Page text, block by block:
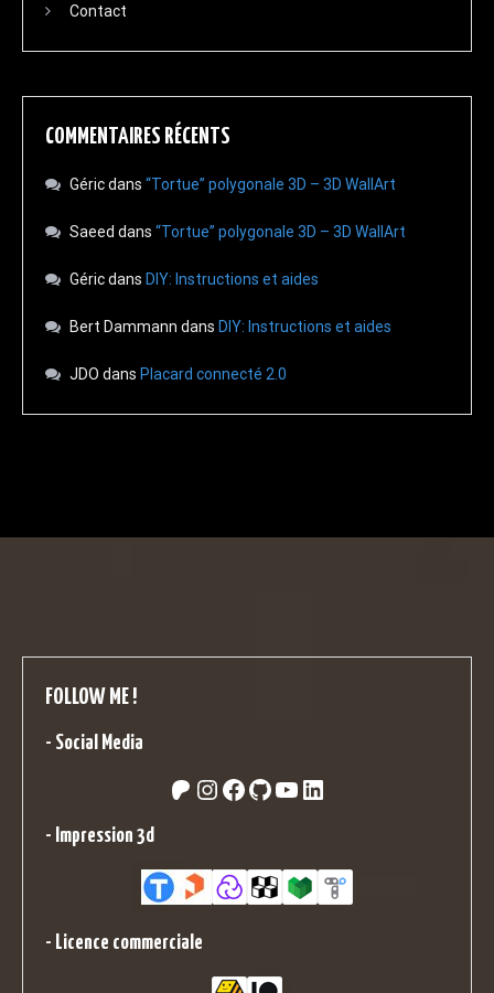
Contact
COMMENTAIRES RÉCENTS
Géricdans “Tortue” polygonale 3D – 3D WallArt
Saeed dans “Tortue” polygonale 3D – 3D WallArt
Géricdans DIY: Instructions et aides
Bert Dammann dans DIY: Instructions et aides
JDO dans Placard connecté 2.0
FOLLOW ME !
- Social Media
Patreon
Instagram
Facebook
GitHub
YouTube
LinkedIn
- Impression 3d
- Licence commerciale